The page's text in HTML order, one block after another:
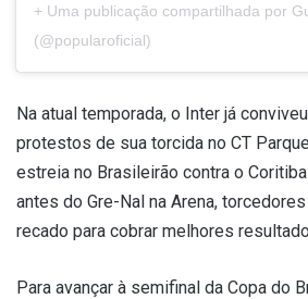
+ Uma publicação compartilhada por
(@popularoficial)
Na atual temporada, o Inter já
protestos de sua torcida no CT
estreia no Brasileirão contra o
antes do Gre-Nal na Arena,
recado para cobrar melhores
Para avançar à semifinal da Copa do